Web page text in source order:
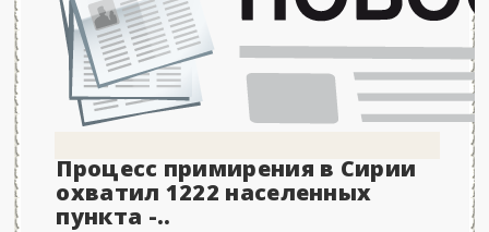
Процесс примирения в Сирии
охватил 1222 населенных
пункта -..